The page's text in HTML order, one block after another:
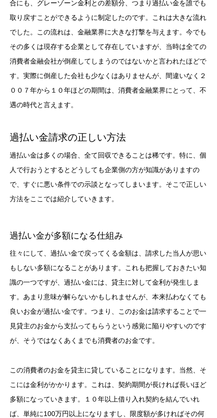
合にも、グレーゾーン金利との差額分、つまり過払い金を誰でも
取り戻すことができるように制定したのです。これは大きな流れ
でした。この流れは、金融業界に大きな打撃を与えます。今でも
その多くは現存する企業として存在していますが、当時は全ての
消費者金融会社が倒産してしまうのではないかと言われたほどで
す。実際に倒産した会社も少なくはありませんが、間違いなく２
００７年から１０年ほどの期間は、消費者金融業界にとって、不
遇の時代と言えます。
過払い金請求の正しい方法
過払い金は多くの場合、全て回収できることは稀です。特に、個
人で行おうとするとどうしても企業側の方が知識がありますの
で、すぐに悪い条件での示談となってしまいます。そこで正しい
方法をここでは紹介していきます。
過払い金が多額になる仕組み
往々にして、過払い金で戻ってくる金額は、請求した当人が思い
もしない多額になることがあります。これも把握しておきたい知
識の一つですが、過払い金には、貸主に対して金利が発生しま
す。あまり意味が解らないかもしれませんが、本来払わなくても
良いお金が過払い金です。つまり、このお金は請求することで一
見貸主のお金から支払ってもらうという感覚に陥りやすいのです
が、そうではなくあくまでも消費者のお金です。
この消費者のお金を貸主に貸していることになります。当然、そ
こには金利がかかります。これは、契約期間が長ければ長いほど
多額になっていきます。１０年以上借り入れ契約を結んでいれ
ば、単純に100万円以上になりますし、限度額が多ければその何